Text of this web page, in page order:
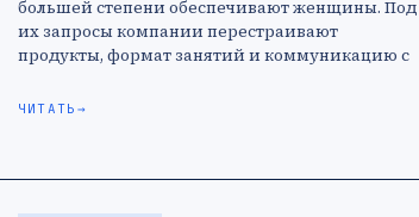
большей степени обеспечивают женщины. Под
их запросы компании перестраивают
продукты, формат занятий и коммуникацию с
ЧИТАТЬ →